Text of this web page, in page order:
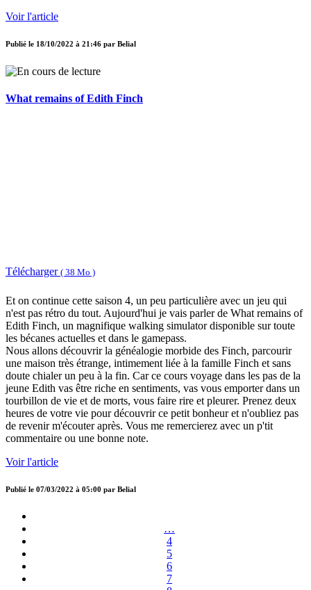
Voir l'article
Publié le 18/10/2022 à 21:46 par Belial
What remains of Edith Finch
Télécharger ( 38 Mo )
Et on continue cette saison 4, un peu particulière avec un jeu qui
n'est pas rétro du tout. Aujourd'hui je vais parler de What remains of
Edith Finch, un magnifique walking simulator disponible sur toute
les bécanes actuelles et dans le gamepass.
Nous allons découvrir la généalogie morbide des Finch, parcourir
une maison très étrange, intimement liée à la famille Finch et sans
doute chialer un peu à la fin. Car ce cours voyage dans les pas de la
jeune Edith vas être riche en sentiments, vas vous emporter dans un
tourbillon de vie et de morts, vous faire rire et pleurer. Prenez deux
heures de votre vie pour découvrir ce petit bonheur et n'oubliez pas
de revenir m'écouter après. Vous me remercierez avec un p'tit
commentaire ou une bonne note.
Voir l'article
Publié le 07/03/2022 à 05:00 par Belial
…
4
5
6
7